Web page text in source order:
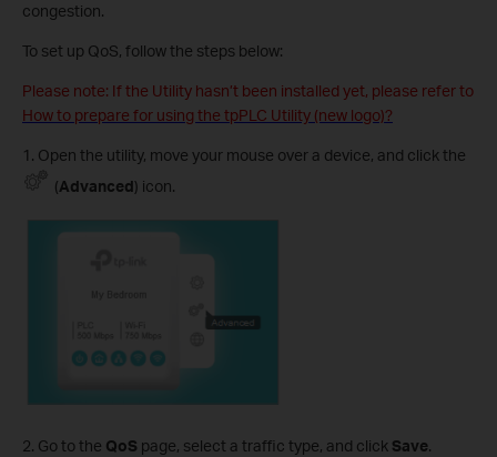
congestion.
To set up QoS, follow the steps below:
Please note: If the Utility hasn’t been installed yet, please refer to
How to prepare for using the tpPLC Utility (new logo)?
1. Open the utility, move your mouse over a device, and click the
(Advanced) icon.
2. Go to the QoS page, select a traffic type, and click Save.